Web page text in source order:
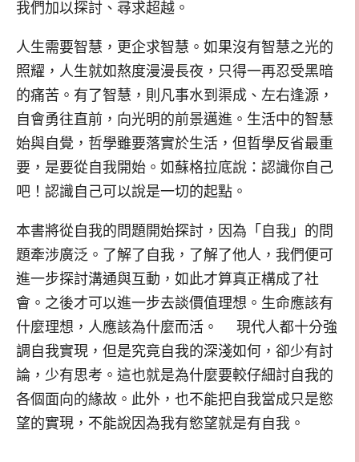
我們加以探討、尋求超越。
人生需要智慧，更企求智慧。如果沒有智慧之光的
照耀，人生就如熬度漫漫長夜，只得一再忍受黑暗
的痛苦。有了智慧，則凡事水到渠成、左右逢源，
自會勇往直前，向光明的前景邁進。生活中的智慧
始與自覺，哲學雖要落實於生活，但晢學反省最重
要，是要從自我開始。如蘇格拉底說：認識你自己
吧！認識自己可以說是一切的起點。
本書將從自我的問題開始探討，因為「自我」的問
題牽涉廣泛。了解了自我，了解了他人，我們便可
進一步探討溝通與互動，如此才算真正構成了社
會。之後才可以進一步去談價值理想。生命應該有
什麼理想，人應該為什麼而活。 現代人都十分強
調自我實現，但是究竟自我的深淺如何，卻少有討
論，少有思考。這也就是為什麼要較仔細討自我的
各個面向的緣故。此外，也不能把自我當成只是慾
望的實現，不能說因為我有慾望就是有自我。